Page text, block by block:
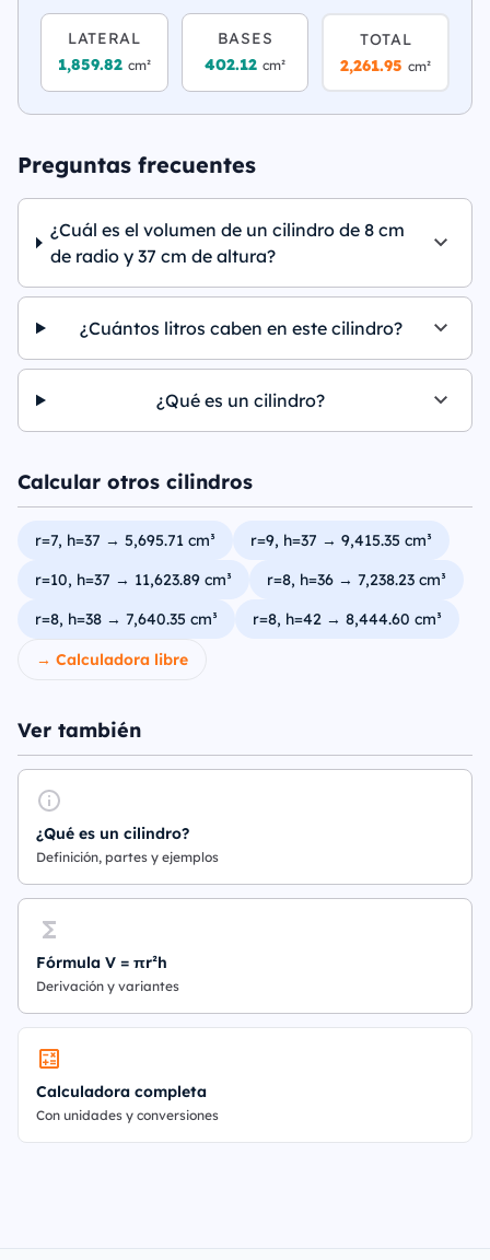
LATERAL
1,859.82 cm²
BASES
402.12 cm²
TOTAL
2,261.95cm²
Preguntas frecuentes
¿Cuál es el volumen de un cilindro de 8 cm
de radio y 37 cm de altura?
¿Cuántos litros caben en este cilindro?
¿Qué es un cilindro?
Calcular otros cilindros
r=7, h=37 → 5,695.71 cm³
r=9, h=37 → 9,415.35 cm³
r=10, h=37 → 11,623.89 cm³
r=8, h=36 → 7,238.23 cm³
r=8, h=38 → 7,640.35 cm³
r=8, h=42 → 8,444.60 cm³
→ Calculadora libre
Ver también
¿Qué es un cilindro?
Definición, partes y ejemplos
Fórmula V = πr²h
Derivación y variantes
Calculadora completa
Con unidades y conversiones